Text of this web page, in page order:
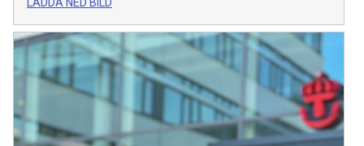
LADDA NED BILD